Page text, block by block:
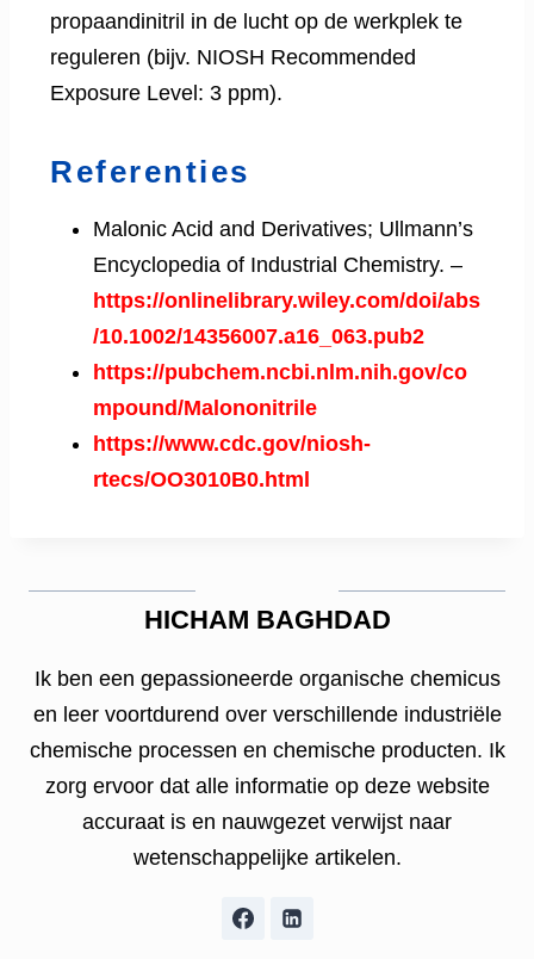
propaandinitril in de lucht op de werkplek te
reguleren (bijv. NIOSH Recommended
Exposure Level: 3 ppm).
Referenties
Malonic Acid and Derivatives; Ullmann’s
Encyclopedia of Industrial Chemistry. –
https://onlinelibrary.wiley.com/doi/abs
/10.1002/14356007.a16_063.pub2
https://pubchem.ncbi.nlm.nih.gov/co
mpound/Malononitrile
https://www.cdc.gov/niosh-
rtecs/OO3010B0.html
HICHAM BAGHDAD
Ik ben een gepassioneerde organische chemicus
en leer voortdurend over verschillende industriële
chemische processen en chemische producten. Ik
zorg ervoor dat alle informatie op deze website
accuraat is en nauwgezet verwijst naar
wetenschappelijke artikelen.